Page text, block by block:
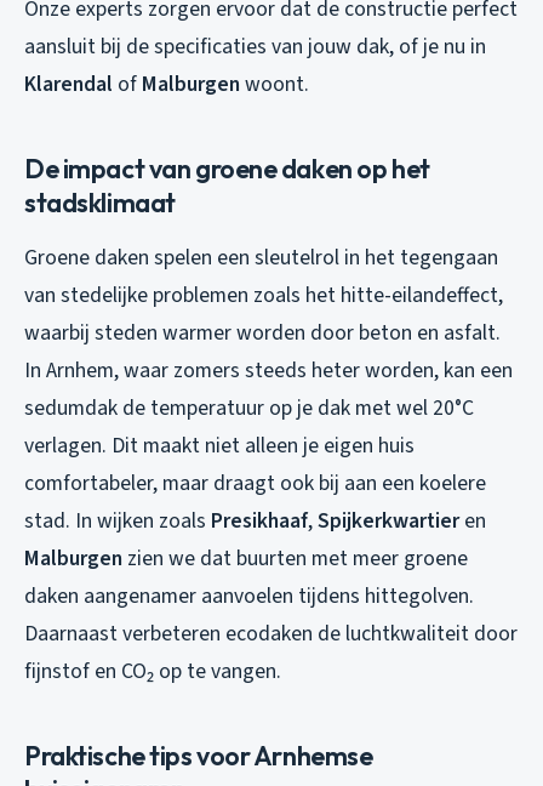
Onze experts zorgen ervoor dat de constructie perfect
aansluit bij de specificaties van jouw dak, of je nu in
Klarendal of Malburgen woont.
De impact van groene daken op het
stadsklimaat
Groene daken spelen een sleutelrol in het tegengaan
van stedelijke problemen zoals het hitte-eilandeffect,
waarbij steden warmer worden door beton en asfalt.
In Arnhem, waar zomers steeds heter worden, kan een
sedumdak de temperatuur op je dak met wel 20°C
verlagen. Dit maakt niet alleen je eigen huis
comfortabeler, maar draagt ook bij aan een koelere
stad. In wijken zoals Presikhaaf,Spijkerkwartieren
Malburgen zien we dat buurten met meer groene
daken aangenamer aanvoelen tijdens hittegolven.
Daarnaast verbeteren ecodaken de luchtkwaliteit door
fijnstof en CO₂ op te vangen.
Praktische tips voor Arnhemse